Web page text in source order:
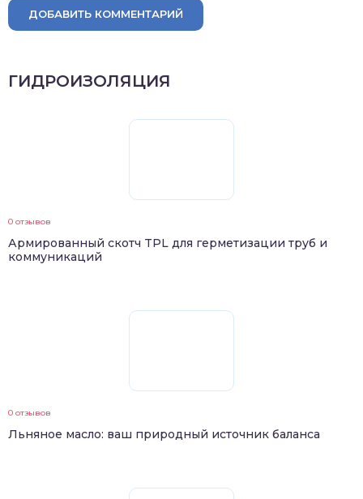
ДОБАВИТЬ КОММЕНТАРИЙ
ГИДРОИЗОЛЯЦИЯ
0 отзывов
Армированный скотч TPL для герметизации труб и
коммуникаций
0 отзывов
Льняное масло: ваш природный источник баланса